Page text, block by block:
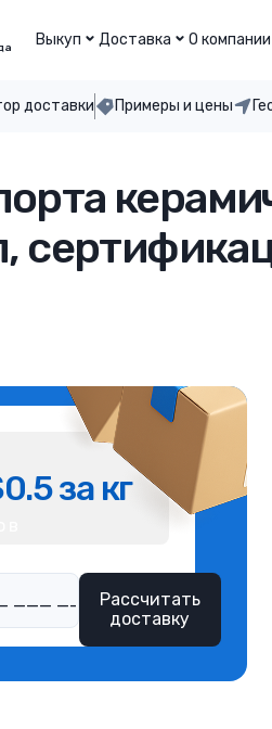
Выкуп Доставка О компании
доставки Примеры и цены
Рассчитать
доставку
за кг